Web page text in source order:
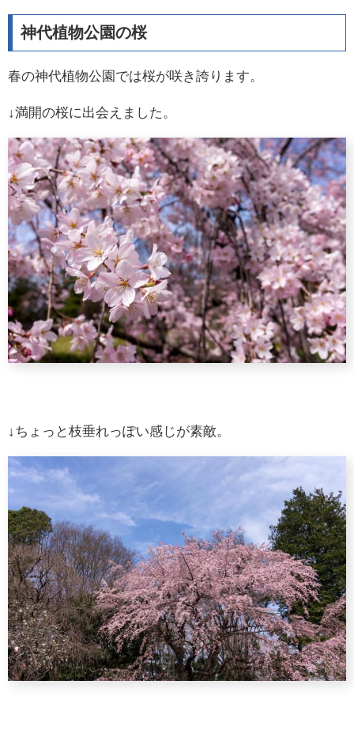
神代植物公園の桜
春の神代植物公園では桜が咲き誇ります。
↓満開の桜に出会えました。
↓ちょっと枝垂れっぽい感じが素敵。